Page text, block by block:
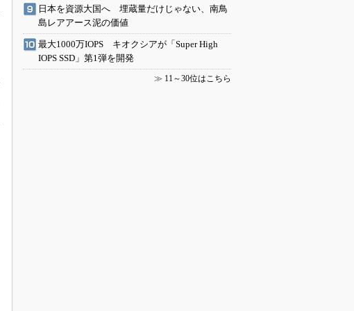
日本を資源大国へ 埋蔵量だけじゃない、南鳥
島レアアース泥の価値
最大1000万IOPS キオクシアが「Super High
IOPS SSD」第1弾を開発
≫ 11～30位はこちら